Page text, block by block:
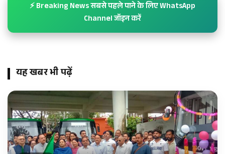
⚡ Breaking News सबसे पहले पाने के लिए WhatsApp
Channel जॉइन करें
यह खबर भी पढ़ें